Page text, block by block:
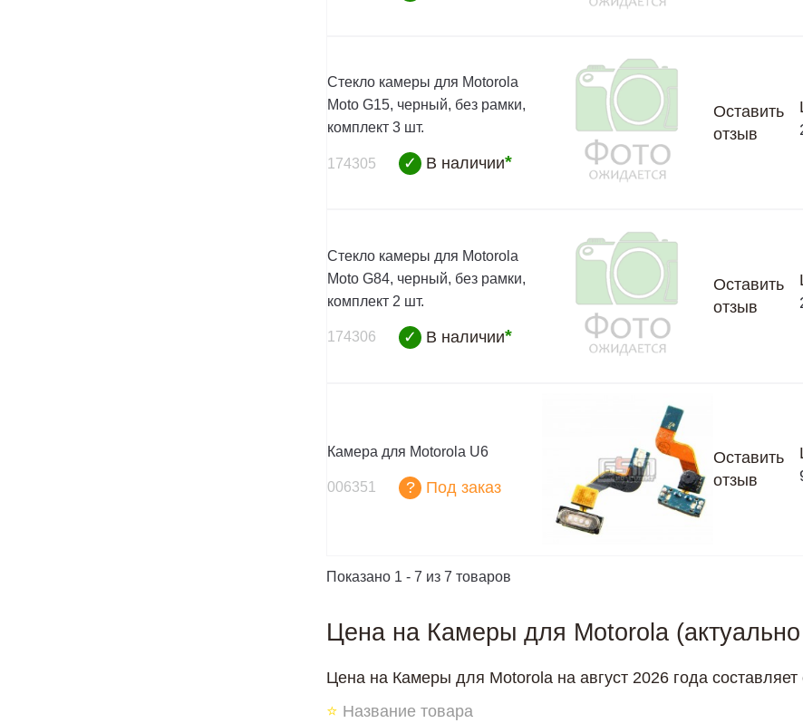
Стекло камеры для Motorola
Moto G15, черный, без рамки,
комплект 3 шт.
174305 ✓ В наличии*
Оставить
отзыв
Стекло камеры для Motorola
Moto G84, черный, без рамки,
комплект 2 шт.
174306 ✓ В наличии*
Оставить
отзыв
Камера для Motorola U6
006351 ? Под заказ
Оставить
отзыв
Показано 1 - 7 из 7 товаров
Цена на Камеры для Motorola (актуально
Цена на Камеры для Motorola на август 2026 года
⭐ Название товара